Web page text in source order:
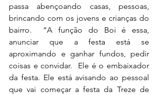
passa abençoando casas, pessoas,
brincando com os jovens e crianças do
bairro.  “A função do Boi é essa,
anunciar que a festa está se
aproximando e ganhar fundos, pedir
coisas e convidar.  Ele é o embaixador
da festa. Ele está avisando ao pessoal
que vai começar a festa da Treze de